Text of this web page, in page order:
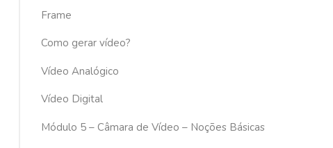
Frame
Como gerar vídeo?
Vídeo Analógico
Vídeo Digital
Módulo 5 – Câmara de Vídeo – Noções Básicas